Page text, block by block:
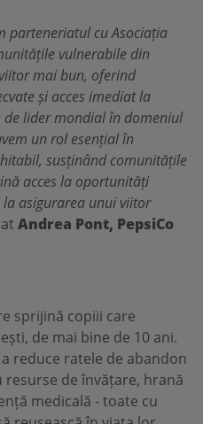
parteneriatul cu Asociația
vulnerabile din
mai bun, oferind
și acces imediat la
lider mondial în domeniul
un rol esențial în
susținând comunitățile
acces la oportunități
asigurarea unui viitor
Andrea Pont, PepsiCo
sprijină copiii care
de mai bine de 10 ani.
reduce ratele de abandon
de învățare, hrană
medicală - toate cu